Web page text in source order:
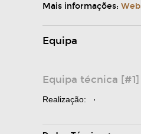
Mais informações:
Equipa
Equipa técnica [#1]
Realização: ·